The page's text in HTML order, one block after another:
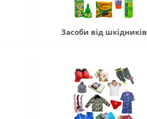
Засоби від шкідників